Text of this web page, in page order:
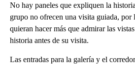
No hay paneles que expliquen la
grupo no ofrecen una visita guiada, por
quieran hacer más que admirar las
historia antes de su visita.
Las entradas para la galería y el